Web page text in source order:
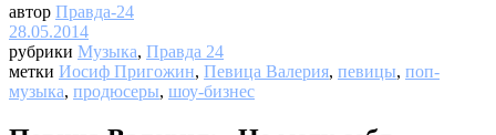
автор Правда-24
28.05.2014
рубрики Музыка, Правда 24
метки Иосиф Пригожин, Певица Валерия, певицы, поп-
музыка, продюсеры, шоу-бизнес